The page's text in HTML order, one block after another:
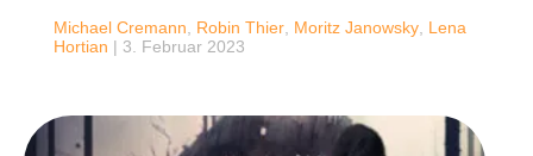
Michael Cremann Robin Thier Moritz Janowsky Lena
Hortian | 3. Februar 2023